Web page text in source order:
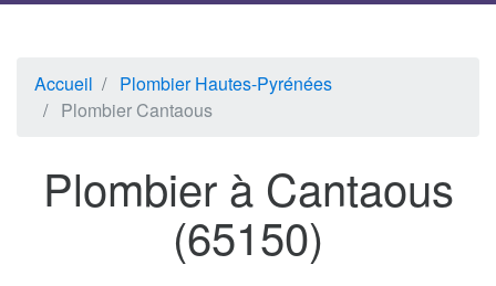
Accueil
Plombier Hautes-Pyrénées
Plombier Cantaous
Plombier à Cantaous
(65150)